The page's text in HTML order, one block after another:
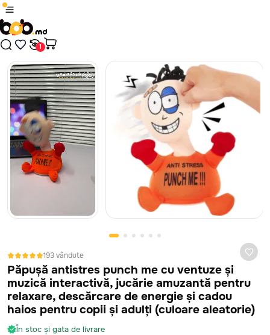
193 vândute
Păpușă antistres punch me cu ventuze și
muzică interactivă, jucărie amuzantă pentru
relaxare, descărcare de energie și cadou
haios pentru copii și adulți (culoare aleatorie)
În stoc și gata de livrare
CATEGORII
În cazul în care jucăria nu corespunde ca calitate, este defectă
sau nu arată așa cum te-ai așteptat, ai 14 zile la dispoziție să
ceri banii înapoi sau să schimbi jucăria. Vom prelua jucăria de la
tine de acasă sau oficiu, absolut gratuit. Mai mult despre
Plăți sigure cu card bancar, prin platforma MAIB, fără
comisioane, indiferent de banca ta.
Nici un rezultat găsit
Produsul a fost adăugat în coș
Continuă cumpărăturile